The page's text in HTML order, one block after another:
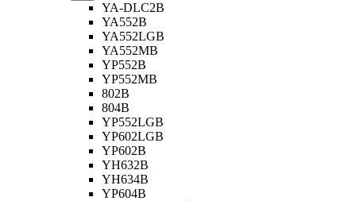
YA-DLC2B
YA552B
YA552LGB
YA552MB
YP552B
YP552MB
802B
804B
YP552LGB
YP602LGB
YP602B
YH632B
YH634B
YP604B